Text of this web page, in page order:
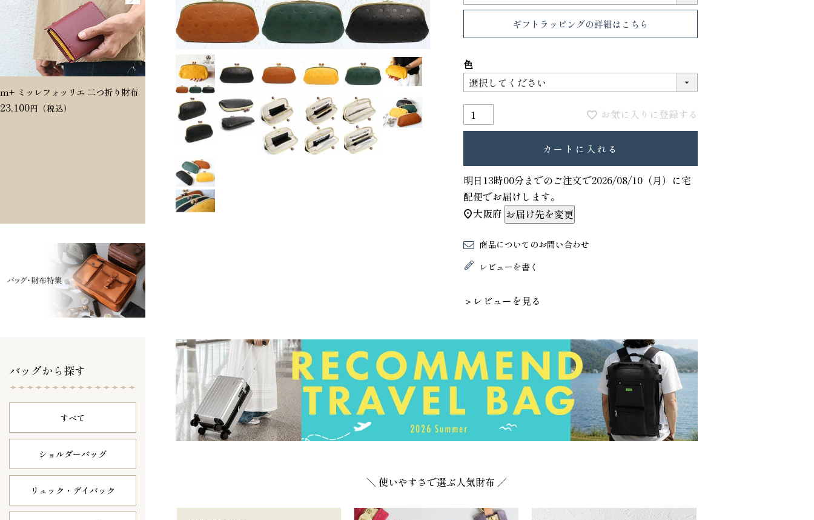
m+ ミッレフォッリエ 二つ折り財布
23,100
Dakota ヴィタミーナ 二つ折り財布
20,350
トバッグ
25,300
GRIMM LAB アルファベット スエ
VIOLAdORO TRERO トレロ トー
31,900
バッグから探す
すべて
ショルダーバッグ
リュック・ デイパック
ギフトラッピングの詳細はこちら
色
お気に入りに登録する
カートに入れる
明日 13時00分までのご注文で2026/08/10（月） に宅
配便でお届けします。
大阪府 お届け先を変更
商品についてのお問い合わせ
レビューを書く
＞レビューを見る
＼ 使いやすさで選ぶ人気財布 ／